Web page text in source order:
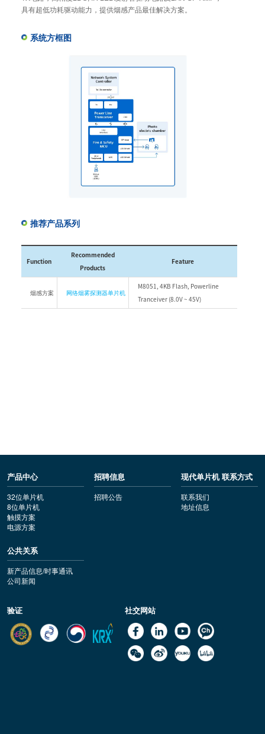
具有超低功耗驱动能力，提供烟感产品最佳解决方案。
系统方框图
推荐产品系列
Function
Recommended
Products
Feature
烟感方案 网络烟雾探测器单片机
M8051, 4KB Flash, Powerline
Tranceiver (8.0V ~ 45V)
产品中心
32位单片机
8位单片机
触摸方案
电源方案
招聘信息
招聘公告
现代单片机 联系方式
联系我们
地址信息
公共关系
新产品信息/时事通讯
公司新闻
验证 社交网站